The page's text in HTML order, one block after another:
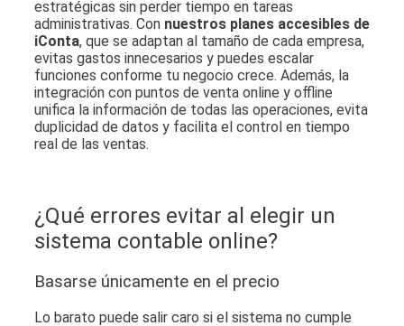
estratégicas sin perder tiempo en tareas
administrativas. Con nuestros planes accesibles de
iConta, que se adaptan al tamaño de cada empresa,
evitas gastos innecesarios y puedes escalar
funciones conforme tu negocio crece. Además, la
integración con puntos de venta online y offline
unifica la información de todas las operaciones, evita
duplicidad de datos y facilita el control en tiempo
real de las ventas.
¿Qué errores evitar al elegir un
sistema contable online?
Basarse únicamente en el precio
Lo barato puede salir caro si el sistema no cumple